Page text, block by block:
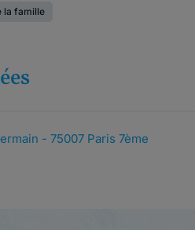
la famille
- 75007 Paris 7ème